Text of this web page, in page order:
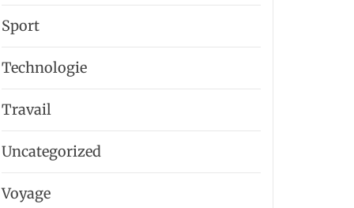
Sport
Technologie
Travail
Uncategorized
Voyage